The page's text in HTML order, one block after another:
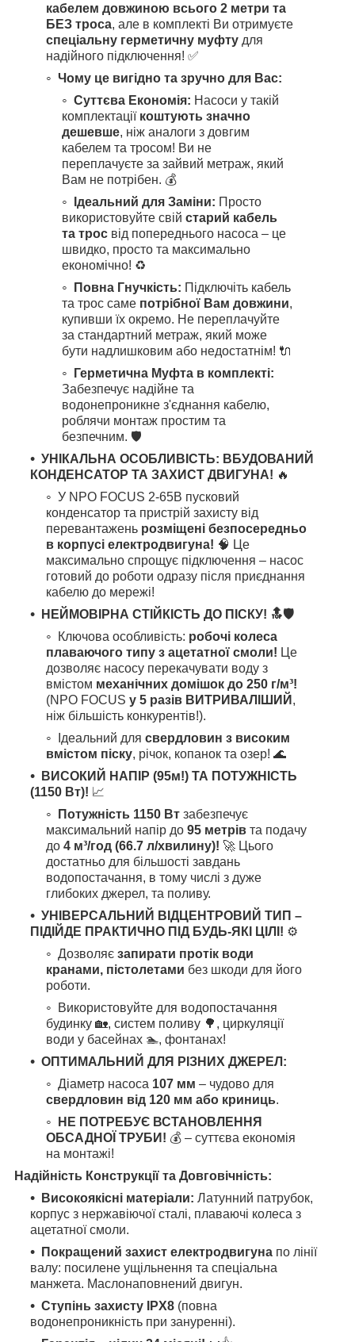
кабелем довжиною всього 2 метри та
БЕЗ троса, але в комплекті Ви отримуєте
спеціальну герметичну муфту для
надійного підключення! ✅
Чому це вигідно та зручно для Вас:
Суттєва Економія: Насоси у такій
комплектації коштують значно
дешевше, ніж аналоги з довгим
кабелем та тросом! Ви не
переплачуєте за зайвий метраж, який
Вам не потрібен. 💰
Ідеальний для Заміни: Просто
використовуйте свій старий кабель
та трос від попереднього насоса – це
швидко, просто та максимально
економічно! ♻️
Повна Гнучкість: Підключіть кабель
та трос саме потрібної Вам довжини,
купивши їх окремо. Не переплачуйте
за стандартний метраж, який може
бути надлишковим або недостатнім! 🔌
Герметична Муфта в комплекті:
Забезпечує надійне та
водонепроникне з'єднання кабелю,
роблячи монтаж простим та
безпечним. 🛡️
УНІКАЛЬНА ОСОБЛИВІСТЬ: ВБУДОВАНИЙ
КОНДЕНСАТОР ТА ЗАХИСТ ДВИГУНА! 🔥
У NPO FOCUS 2-65B пусковий
конденсатор та пристрій захисту від
перевантажень розміщені безпосередньо
в корпусі електродвигуна! 🧠 Це
максимально спрощує підключення – насос
готовий до роботи одразу після приєднання
кабелю до мережі!
НЕЙМОВІРНА СТІЙКІСТЬ ДО ПІСКУ! 🔝🛡️
Ключова особливість: робочі колеса
плаваючого типу з ацетатної смоли! Це
дозволяє насосу перекачувати воду з
вмістом механічних домішок до 250 г/м³!
(NPO FOCUS у 5 разів ВИТРИВАЛІШИЙ ,
ніж більшість конкурентів!).
Ідеальний для свердловин з високим
вмістом піску, річок, копанок та озер! 🌊
ВИСОКИЙ НАПІР (95м!) ТА ПОТУЖНІСТЬ
(1150 Вт)! 📈
Потужність 1150 Вт забезпечує
максимальний напір до 95 метрів та подачу
до 4 м³/год (66.7 л/хвилину)! 🚀 Цього
достатньо для більшості завдань
водопостачання, в тому числі з дуже
глибоких джерел, та поливу.
УНІВЕРСАЛЬНИЙ ВІДЦЕНТРОВИЙ ТИП –
ПІДІЙДЕ ПРАКТИЧНО ПІД БУДЬ-ЯКІ ЦІЛІ! ⚙️
Дозволяє запирати протік води
кранами, пістолетами без шкоди для його
роботи.
Використовуйте для водопостачання
будинку 🏡, систем поливу 🌳, циркуляції
води у басейнах 🏊, фонтанах!
ОПТИМАЛЬНИЙ ДЛЯ РІЗНИХ ДЖЕРЕЛ:
Діаметр насоса 107 мм – чудово для
свердловин від 120 мм або криниць.
НЕ ПОТРЕБУЄ ВСТАНОВЛЕННЯ
ОБСАДНОЇ ТРУБИ! 💰 – суттєва економія
на монтажі!
Надійність Конструкції та Довговічність:
Високоякісні матеріали: Латунний патрубок,
корпус з нержавіючої сталі, плаваючі колеса з
ацетатної смоли.
Покращений захист електродвигуна по лінії
валу: посилене ущільнення та спеціальна
манжета. Маслонаповнений двигун.
Ступінь захисту IPX8 (повна
водонепроникність при зануренні).